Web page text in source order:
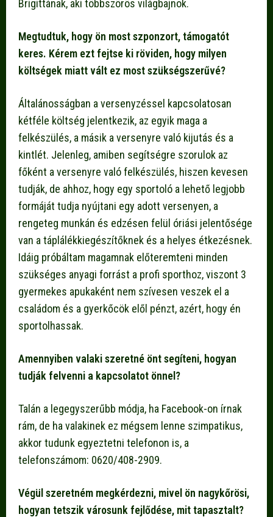
Brigittának, aki többszörös világbajnok.
Megtudtuk, hogy ön most szponzort, támogatót
keres. Kérem ezt fejtse ki röviden, hogy milyen
költségek miatt vált ez most szükségszerűvé?
Általánosságban a versenyzéssel kapcsolatosan
kétféle költség jelentkezik, az egyik maga a
felkészülés, a másik a versenyre való kijutás és a
kintlét. Jelenleg, amiben segítségre szorulok az
főként a versenyre való felkészülés, hiszen kevesen
tudják, de ahhoz, hogy egy sportoló a lehető legjobb
formáját tudja nyújtani egy adott versenyen, a
rengeteg munkán és edzésen felül óriási jelentősége
van a táplálékkiegészítőknek és a helyes étkezésnek.
Idáig próbáltam magamnak előteremteni minden
szükséges anyagi forrást a profi sporthoz, viszont 3
gyermekes apukaként nem szívesen veszek el a
családom és a gyerkőcök elől pénzt, azért, hogy én
sportolhassak.
Amennyiben valaki szeretné önt segíteni, hogyan
tudják felvenni a kapcsolatot önnel?
Talán a legegyszerűbb módja, ha Facebook-on írnak
rám, de ha valakinek ez mégsem lenne szimpatikus,
akkor tudunk egyeztetni telefonon is, a
telefonszámom: 0620/408-2909.
Végül szeretném megkérdezni, mivel ön nagykőrösi,
hogyan tetszik városunk fejlődése, mit tapasztalt?